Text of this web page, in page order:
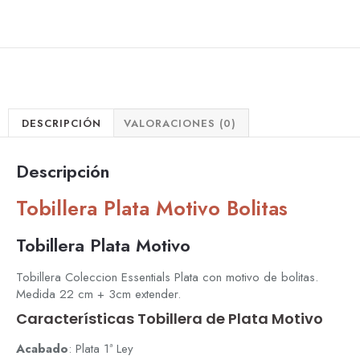
DESCRIPCIÓN VALORACIONES (0)
Descripción
Tobillera Plata Motivo Bolitas
Tobillera Plata Motivo
Tobillera Coleccion Essentials Plata con motivo de bolitas.
Medida 22 cm + 3cm extender.
Características Tobillera de Plata Motivo
Acabado: Plata 1ª Ley